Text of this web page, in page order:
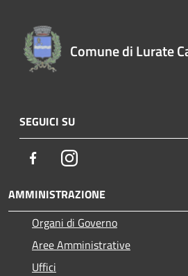
Comune di Lurate
SEGUICI SU
FacebookInstagram
AMMINISTRAZIONE
Organi di Governo
Aree Amministrative
Uffici